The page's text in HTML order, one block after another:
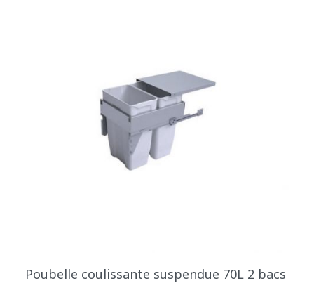
Poubelle coulissante suspendue 70L 2 bacs